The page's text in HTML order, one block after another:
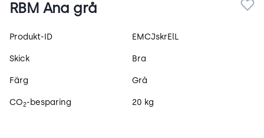
RBM Ana grå
Produktspecifikation
Produkt-ID EMCJskrElL
Skick Bra
Färg Grå
CO2-besparing 20 kg